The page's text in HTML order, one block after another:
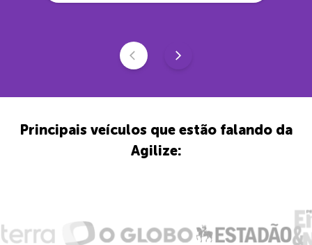
Principais veículos que estão falando da
Agilize: